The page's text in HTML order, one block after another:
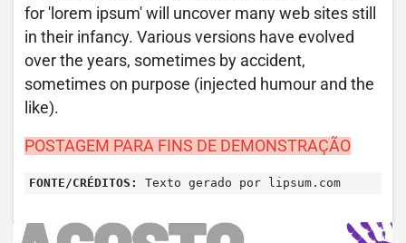
for 'lorem ipsum' will uncover many web sites still
in their infancy. Various versions have evolved
over the years, sometimes by accident,
sometimes on purpose (injected humour and the
like).
POSTAGEM PARA FINS DE DEMONSTRAÇÃO
FONTE/CRÉDITOS: Texto gerado por lipsum.com